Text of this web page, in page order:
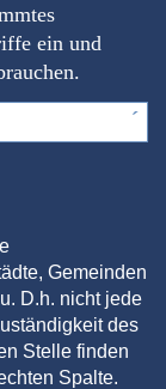
ein und
Gemeinden
D.h. nicht jede
des
Stelle finden
Spalte.